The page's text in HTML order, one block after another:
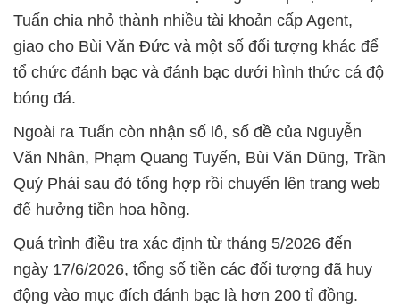
Tuấn chia nhỏ thành nhiều tài khoản cấp Agent,
giao cho Bùi Văn Đức và một số đối tượng khác để
tổ chức đánh bạc và đánh bạc dưới hình thức cá độ
bóng đá.
Ngoài ra Tuấn còn nhận số lô, số đề của Nguyễn
Văn Nhân, Phạm Quang Tuyến, Bùi Văn Dũng, Trần
Quý Phái sau đó tổng hợp rồi chuyển lên trang web
để hưởng tiền hoa hồng.
Quá trình điều tra xác định từ tháng 5/2026 đến
ngày 17/6/2026, tổng số tiền các đối tượng đã huy
động vào mục đích đánh bạc là hơn 200 tỉ đồng.